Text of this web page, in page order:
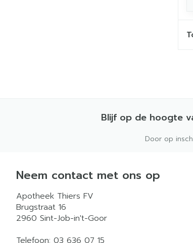
Blijf op de hoogte
Door op
Neem contact met ons op
Apotheek Thiers FV
Brugstraat 16
2960 Sint-Job-in't-Goor
Telefoon: 03 636 07 15